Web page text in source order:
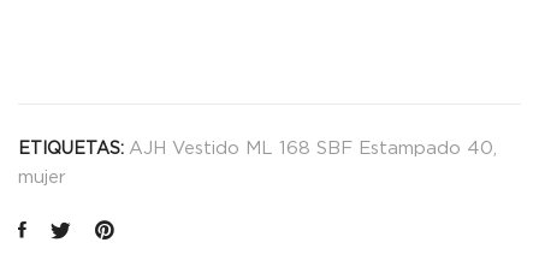
ETIQUETAS: AJH Vestido ML 168 SBF Estampado 40
mujer